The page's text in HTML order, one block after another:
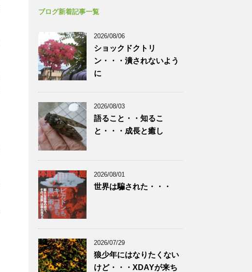
ブログ新着記事一覧
2026/08/06
ショックドクトリ
ン・・・潰されないよう
に
2026/08/03
語ること・・知るこ
と・・・成長と癒し
2026/08/01
世界は騙された・・・
2026/07/29
狼少年にはなりたくない
けど・・・XDAYが来ち